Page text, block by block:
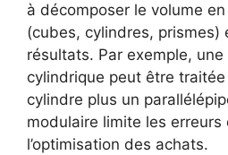
à décomposer le volume
(cubes, cylindres, prismes)
résultats. Par exemple,
cylindrique peut être
cylindre plus un
modulaire limite les erreurs
l’optimisation des achats.